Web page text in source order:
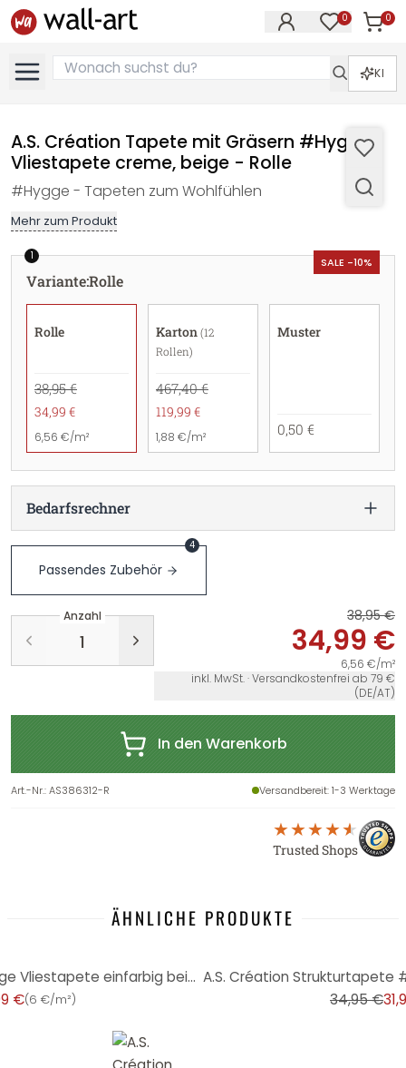
0 0
KI
A.S. Création Tapete mit Gräsern #Hygge
Vliestapete creme, beige - Rolle
#Hygge - Tapeten zum Wohlfühlen
Mehr zum Produkt
SALE -10%
1
Variante:Rolle
Rolle
38,95 €
34,99 €
6,56 €/m²
Karton (12
Rollen)
467,40 €
119,99 €
1,88 €/m²
Muster
0,50 €
Bedarfsrechner
Passendes Zubehör
4
Anzahl 38,95 €
34,99 €
6,56 €/m²
inkl. MwSt. · Versandkostenfrei ab 79 €
(DE/AT)
In den Warenkorb
Art.-Nr.:AS386312-R Versandbereit: 1-3 Werktage
Trusted Shops
ÄHNLICHE PRODUKTE
A.S. Création Unitapete #Hygge Vliestapete einfarbig beige
€(6 €/m²) 34,95 €